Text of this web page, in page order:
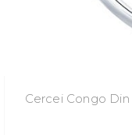
Cercei Congo